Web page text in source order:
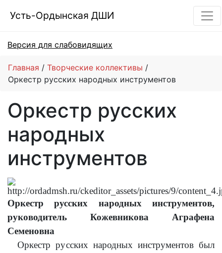
Усть-Ордынская ДШИ
Версия для слабовидящих
Главная
Творческие коллективы
Оркестр русских народных инструментов
Оркестр русских
народных
инструментов
Оркестр русских народных инструментов,
руководитель Кожевникова Аграфена
Семеновна
Оркестр русских народных инструментов был